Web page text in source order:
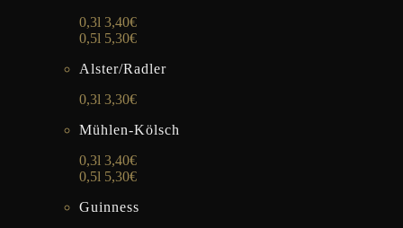
0,3l 3,40€
0,5l 5,30€
Alster/Radler
0,3l 3,30€
Mühlen-Kölsch
0,3l 3,40€
0,5l 5,30€
Guinness